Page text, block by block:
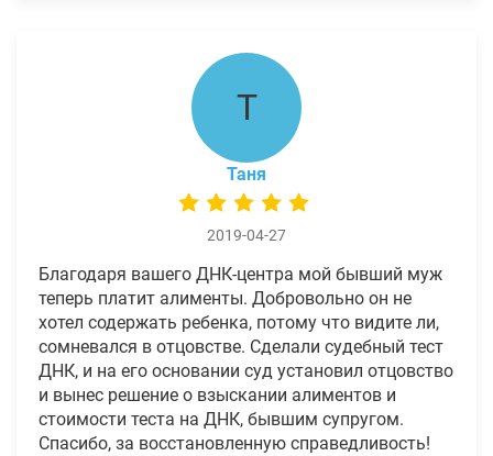
Т
Таня
2019-04-27
Благодаря вашего ДНК-центра мой бывший муж
теперь платит алименты. Добровольно он не
хотел содержать ребенка, потому что видите ли,
сомневался в отцовстве. Сделали судебный тест
ДНК, и на его основании суд установил отцовство
и вынес решение о взыскании алиментов и
стоимости теста на ДНК, бывшим супругом.
Спасибо, за восстановленную справедливость!